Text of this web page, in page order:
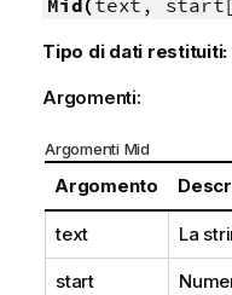
Mid(text,
Tipo di dati restituiti:
Argomenti:
Argomenti Mid
Argomento
text La
start